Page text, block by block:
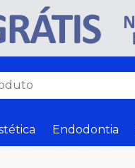
Endodontia